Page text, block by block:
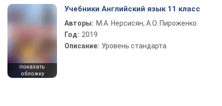
показать
обложку
Учебники Английский язык 11 класс
Авторы: М.А. Нерсисян, А.О. Пироженко
Год: 2019
Описание: Уровень стандарта